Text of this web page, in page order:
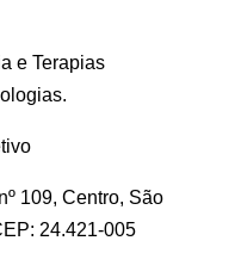
e Terapias
109, Centro, São
24.421-005